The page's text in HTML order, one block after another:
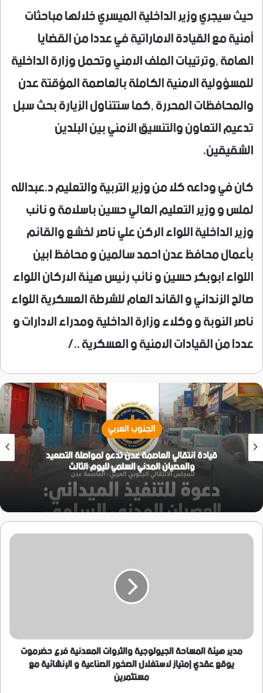
حيث سيجري وزير الداخلية الميسري خلالها مباحثات
أمنية مع القيادة الاماراتية في عددا من القضايا
الهامة ,وترتيبات الملف الامني وتحمل وزارة الداخلية
للمسؤولية الامنية الكاملة بالعاصمة المؤقتة عدن
والمحافظات المحررة ,كما ستتناول الزيارة بحث سبل
تدعيم التعاون والتنسيق الأمني بين البلدين
الشقيقين.
كان في وداعه كلا من وزير التربية والتعليم د.عبدالله
لملس و وزير التعليم العالي حسين باسلامة و نائب
وزير الداخلية اللواء الركن علي ناصر لخشع والقائم
بأعمال محافظ عدن احمد سالمين و محافظ ابين
اللواء ابوبكر حسين و نائب رئيس هيئة الاركان اللواء
صالح الزنداني و القائد العام للشرطة العسكرية اللواء
ناصر النوبة و وكلاء وزارة الداخلية ومدراء الادارات و
عددا من القيادات الامنية و العسكرية ../
الجنوب العربي
قيادة انتقالي العاصمة عدن تدعو لمواصلة التصعيد
والعصيان المدني السلمي لليوم الثالث
مدير
يوقع
عقدي
إمتياز
لاستغلال
مدير هيئة المساحة الجيولوجية والثروات المعدنية فرع حضرموت
يوقع عقدي إمتياز لاستغلال الصخور الصناعية و الإنشائية مع
مستثمرين